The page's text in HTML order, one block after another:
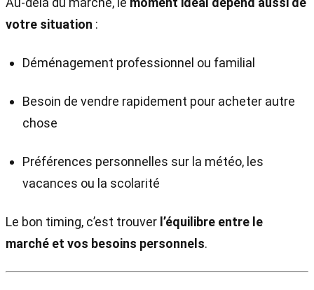
votre situation :
Déménagement professionnel ou familial
Besoin de vendre rapidement pour acheter autre
chose
Préférences personnelles sur la météo, les
vacances ou la scolarité
Le bon timing, c’est trouver l’équilibre entre le
marché et vos besoins personnels.